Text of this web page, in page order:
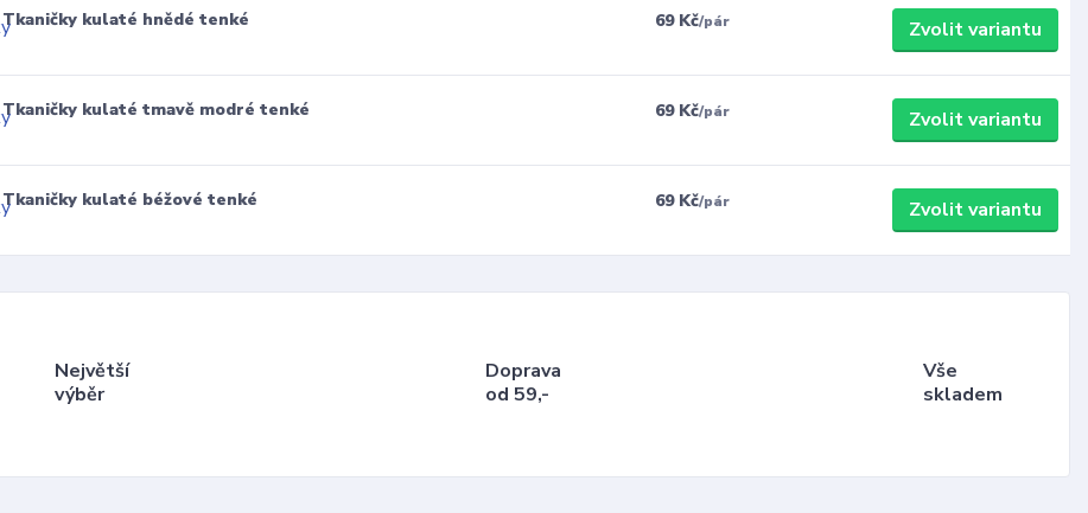
Tkaničky kulaté hnědé tenké 69 Kč/pár Zvolit variantu
Tkaničky kulaté tmavě modré tenké 69 Kč/pár Zvolit variantu
Tkaničky kulaté béžové tenké 69 Kč/pár Zvolit variantu
Největší
výběr
Doprava
od 59,-
Vše
skladem